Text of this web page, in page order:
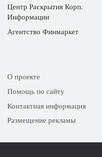
Центр Раскрытия Корп.
Информации
Агентство Финмаркет
О проекте
Помощь по сайту
Контактная информация
Размещение рекламы